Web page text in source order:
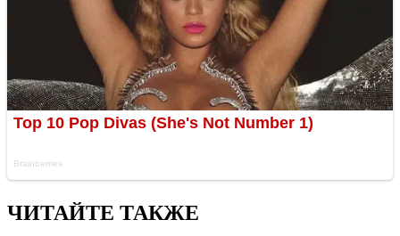
ЧИТАЙТЕ ТАКЖЕ